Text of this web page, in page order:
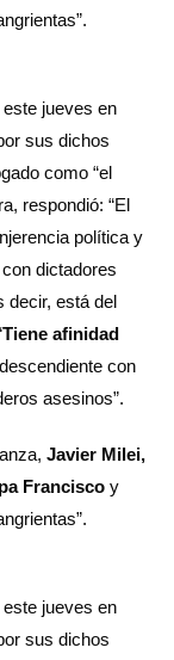
este jueves en
sus dichos
como “el
respondió: “El
política y
dictadores
decir, está del
Tiene afinidad
con
asesinos”.
Javier Milei,
Franciscoy
este jueves en
sus dichos